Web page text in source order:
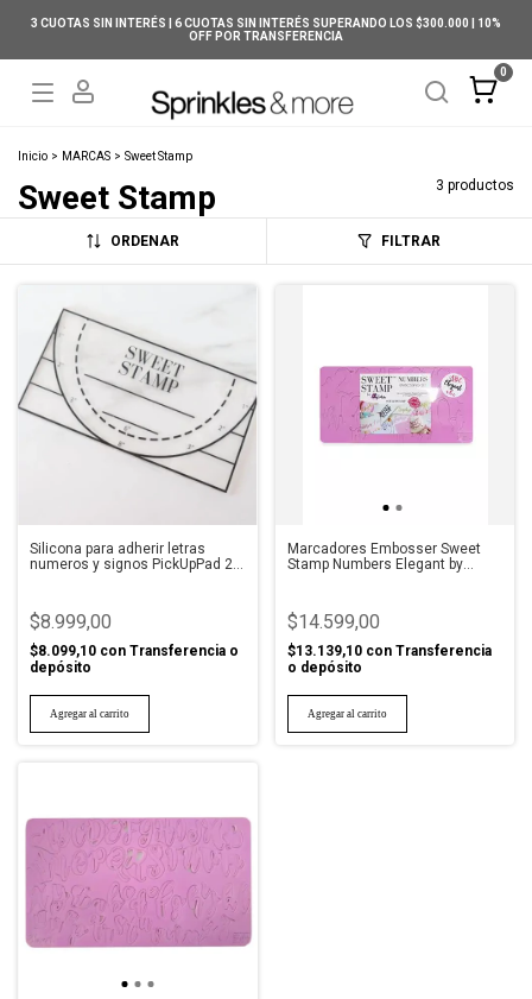
3 CUOTAS SIN INTERÉS | 6 CUOTAS SIN INTERÉS SUPERANDO LOS $300.000 | 10%
OFF POR TRANSFERENCIA
0
Inicio > MARCAS > Sweet Stamp
Sweet Stamp 3 productos
ORDENAR FILTRAR
Silicona para adherir letras
numeros y signos PickUpPad 2
$8.999,00
$8.099,10 con Transferencia o
depósito
Marcadores Embosser Sweet
Stamp Numbers Elegant by
$14.599,00
$13.139,10 con Transferencia
o depósito